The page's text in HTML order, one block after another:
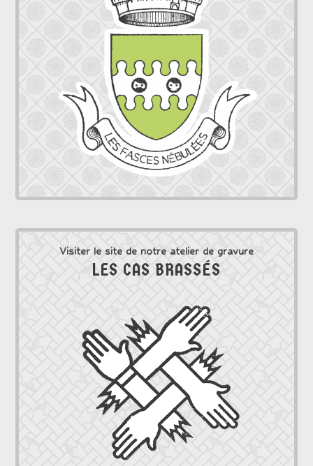
Visiter le site de notre atelier de gravure
LES CAS BRASSÉS